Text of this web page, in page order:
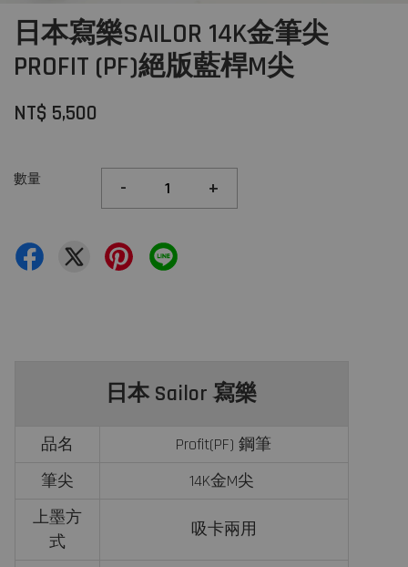
日本寫樂SAILOR 14K金筆尖
PROFIT (PF)絕版藍桿M尖
NT$ 5,500
數量 - +
日本 Sailor 寫樂
品名
Profit(PF) 鋼筆
筆尖
14K金M尖
上墨方
式
吸卡兩用